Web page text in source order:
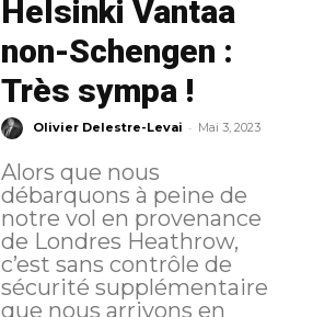
Helsinki Vantaa
non-Schengen :
Très sympa !
Olivier Delestre-Levai - Mai 3, 2023
Alors que nous
débarquons à peine de
notre vol en provenance
de Londres Heathrow,
c’est sans contrôle de
sécurité supplémentaire
que nous arrivons en